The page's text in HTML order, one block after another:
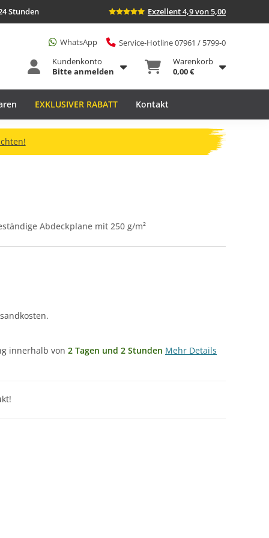
Stunden Exzellent 4,9 von 5,00
WhatsApp
Service-Hotline 07961 / 5799-0
Kundenkonto
Bitte anmelden
Warenkorb
0,00 €
EXKLUSIVER RABATT Kontakt
Abdeckplane mit 250 g/m²
innerhalb von 2 Tagen und 2 Stunden Mehr Details